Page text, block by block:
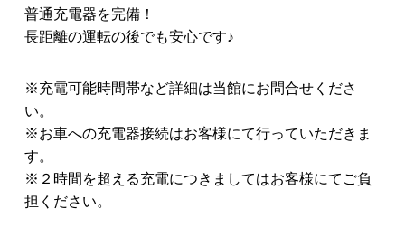
普通充電器を完備！
長距離の運転の後でも安心です♪
※充電可能時間帯など詳細は当館にお問合せくださ
い。
※お車への充電器接続はお客様にて行っていただきま
す。
※２時間を超える充電につきましてはお客様にてご負
担ください。